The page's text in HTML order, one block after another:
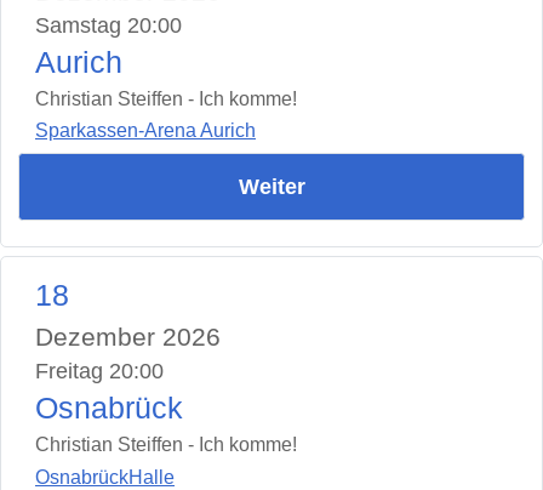
Samstag 20:00
Aurich
Christian Steiffen - Ich komme!
Sparkassen-Arena Aurich
Weiter
18
Dezember 2026
Freitag 20:00
Osnabrück
Christian Steiffen - Ich komme!
OsnabrückHalle